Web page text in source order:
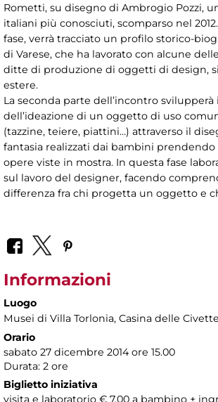
Rometti, su disegno di Ambrogio Pozzi,
italiani più conosciuti, scomparso nel
fase, verrà tracciato un profilo storico-
di Varese, che ha lavorato con alcune
ditte di produzione di oggetti di design,
estere.
La seconda parte dell’incontro svilupperà
dell’ideazione di un oggetto di uso
(tazzine, teiere, piattini…) attraverso il
fantasia realizzati dai bambini
opere viste in mostra. In questa fase
sul lavoro del designer, facendo
differenza fra chi progetta un oggetto e
Informazioni
Luogo
Musei di Villa Torlonia, Casina delle Civette
Orario
sabato 27 dicembre 2014 ore 15.00
Durata: 2 ore
Biglietto iniziativa
visita e laboratorio € 7,00 a bambino +